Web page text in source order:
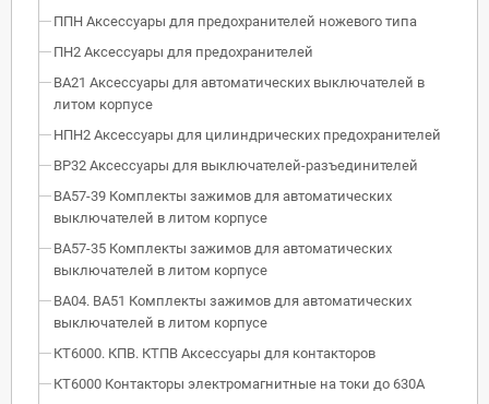
ППН Аксессуары для предохранителей ножевого типа
ПН2 Аксессуары для предохранителей
ВА21 Аксессуары для автоматических выключателей в
литом корпусе
НПН2 Аксессуары для цилиндрических предохранителей
ВР32 Аксессуары для выключателей-разъединителей
ВА57-39 Комплекты зажимов для автоматических
выключателей в литом корпусе
ВА57-35 Комплекты зажимов для автоматических
выключателей в литом корпусе
ВА04. ВА51 Комплекты зажимов для автоматических
выключателей в литом корпусе
КТ6000. КПВ. КТПВ Аксессуары для контакторов
КТ6000 Контакторы электромагнитные на токи до 630А